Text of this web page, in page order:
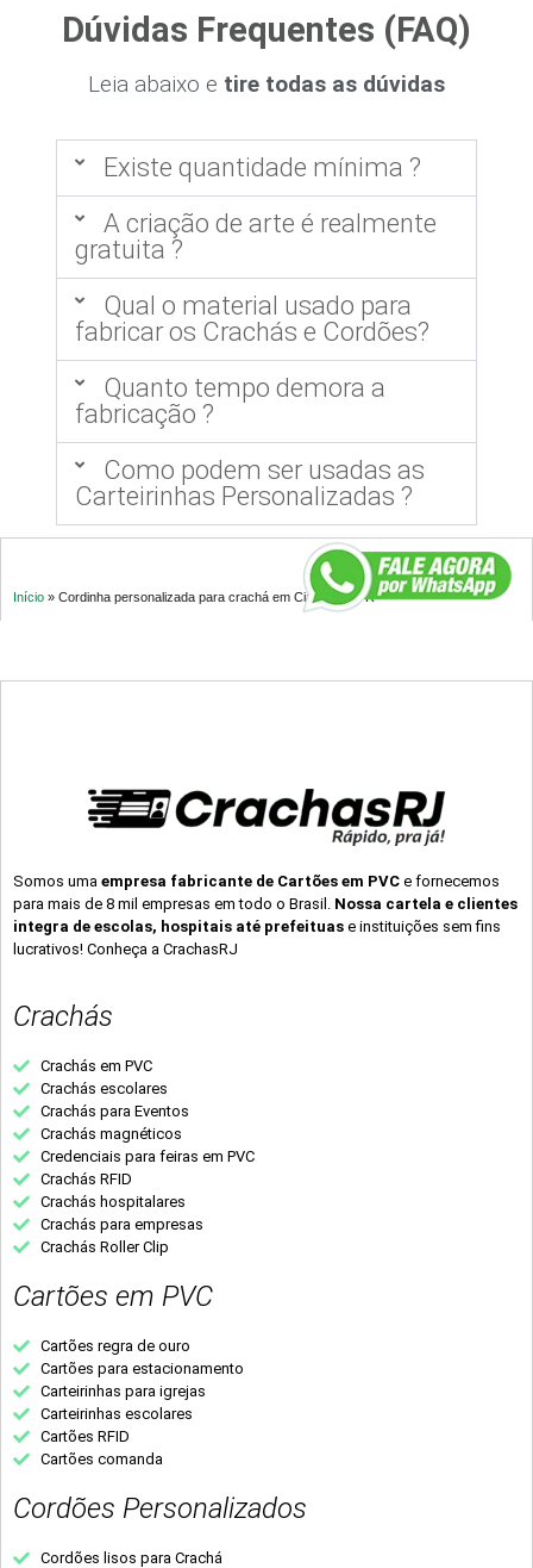
Dúvidas Frequentes (FAQ)
Leia abaixo e tire todas as dúvidas
Existe quantidade mínima ?
A criação de arte é realmente
gratuita ?
Qual o material usado para
fabricar os Crachás e Cordões?
Quanto tempo demora a
fabricação ?
Como podem ser usadas as
Carteirinhas Personalizadas ?
Início » Cordinha personalizada para crachá em Cianorte – PR
Somos uma empresa fabricante de Cartões em PVC e fornecemos
para mais de 8 mil empresas em todo o Brasil. Nossa cartela e clientes
integra de escolas, hospitais até prefeituas e instituições sem fins
lucrativos! Conheça a CrachasRJ
Crachás
Crachás em PVC
Crachás escolares
Crachás para Eventos
Crachás magnéticos
Credenciais para feiras em PVC
Crachás RFID
Crachás hospitalares
Crachás para empresas
Crachás Roller Clip
Cartões em PVC
Cartões regra de ouro
Cartões para estacionamento
Carteirinhas para igrejas
Carteirinhas escolares
Cartões RFID
Cartões comanda
Cordões Personalizados
Cordões lisos para Crachá